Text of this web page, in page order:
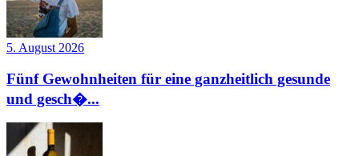
5. August 2026
Fünf Gewohnheiten für eine ganzheitlich gesunde
und gesch�...